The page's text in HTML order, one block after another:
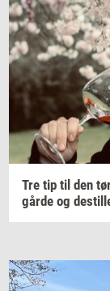
Tre tip til den
går­de og